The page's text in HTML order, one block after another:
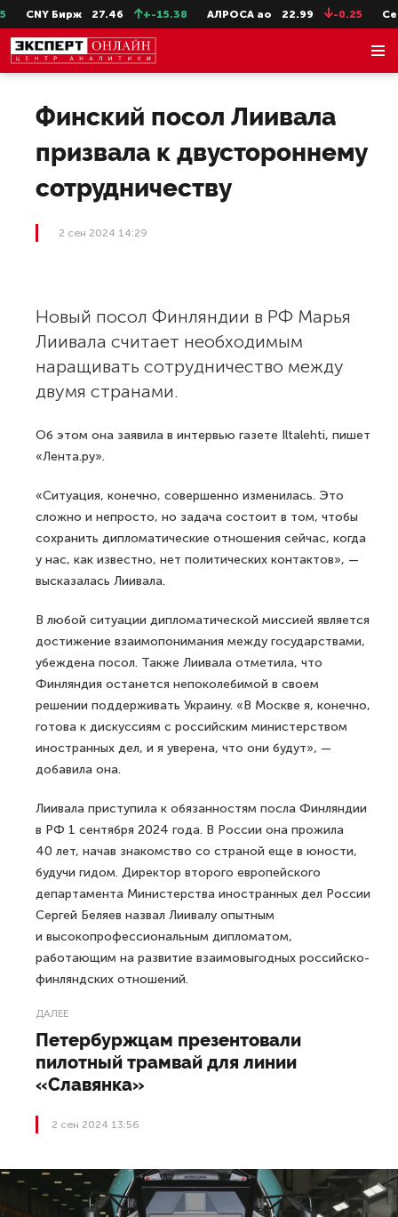
CNY Бирж 27.46 +-15.38 АЛРОСА ао 22.99 -0.25
Финский посол Лиивала
призвала к двустороннему
сотрудничеству
2 сен 2024 14:29
Новый посол Финляндии в РФ Марья
Лиивала считает необходимым
наращивать сотрудничество между
двумя странами.
Об этом она заявила в интервью газете Iltalehti, пишет
«Лента.ру».
«Ситуация, конечно, совершенно изменилась. Это
сложно и непросто, но задача состоит в том, чтобы
сохранить дипломатические отношения сейчас, когда
у нас, как известно, нет политических контактов», —
высказалась Лиивала.
В любой ситуации дипломатической миссией является
достижение взаимопонимания между государствами,
убеждена посол. Также Лиивала отметила, что
Финляндия останется непоколебимой в своем
решении поддерживать Украину. «В Москве я, конечно,
готова к дискуссиям с российским министерством
иностранных дел, и я уверена, что они будут», —
добавила она.
Лиивала приступила к обязанностям посла Финляндии
в РФ 1 сентября 2024 года. В России она прожила
40 лет, начав знакомство со страной еще в юности,
будучи гидом. Директор второго европейского
департамента Министерства иностранных дел России
Сергей Беляев назвал Лиивалу опытным
и высокопрофессиональным дипломатом,
работающим на развитие взаимовыгодных российско-
финляндских отношений.
ДАЛЕЕ
Петербуржцам презентовали
пилотный трамвай для линии
«Славянка»
2 сен 2024 13:56